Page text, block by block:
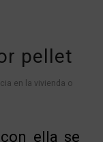
pellet
en la vivienda o
ella se